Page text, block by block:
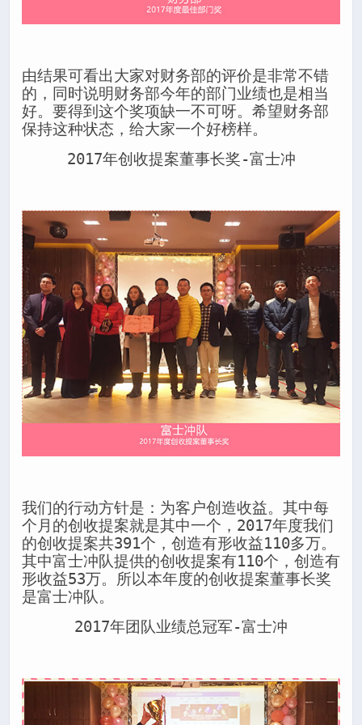
由结果可看出大家对财务部的评价是非常不错
的，同时说明财务部今年的部门业绩也是相当
好。要得到这个奖项缺一不可呀。希望财务部
保持这种状态，给大家一个好榜样。
2017年创收提案董事长奖-富士冲
我们的行动方针是：为客户创造收益。其中每
个月的创收提案就是其中一个，2017年度我们
的创收提案共391个，创造有形收益110多万。
其中富士冲队提供的创收提案有110个，创造有
形收益53万。所以本年度的创收提案董事长奖
是富士冲队。
2017年团队业绩总冠军-富士冲